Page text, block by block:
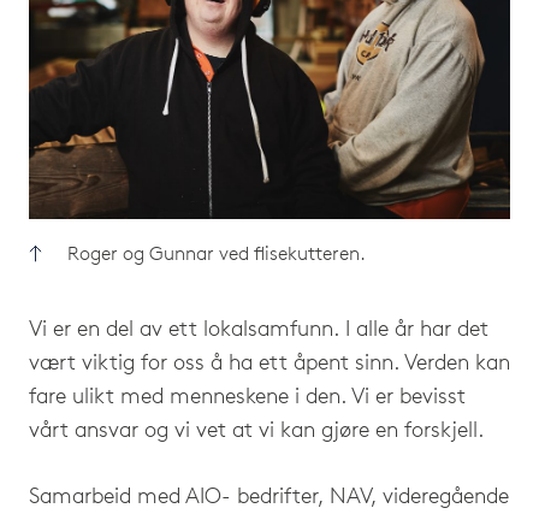
Roger og Gunnar ved flisekutteren.
Vi er en del av ett lokalsamfunn. I alle år har det
vært viktig for oss å ha ett åpent sinn. Verden kan
fare ulikt med menneskene i den. Vi er bevisst
vårt ansvar og vi vet at vi kan gjøre en forskjell.
Samarbeid med AIO- bedrifter, NAV, videregående